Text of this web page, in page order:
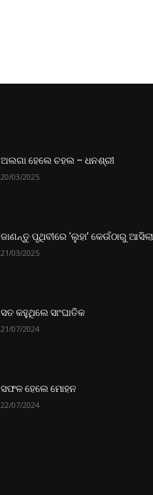
ଅଲଗା ହେଲେ ଚହଲ – ଧନଶ୍ରୀ
20/03/2025
ଜାଣନ୍ତୁ ପୃଥିବୀରେ ‘ଲୁହା’ କେଉଁଠାରୁ ଆସିଲା
21/03/2025
ସତ କହୁଥିଲେ ସାଂଘାତିକ
21/07/2024
ସଫଳ ହେଲେ ମୋହନ
22/07/2024